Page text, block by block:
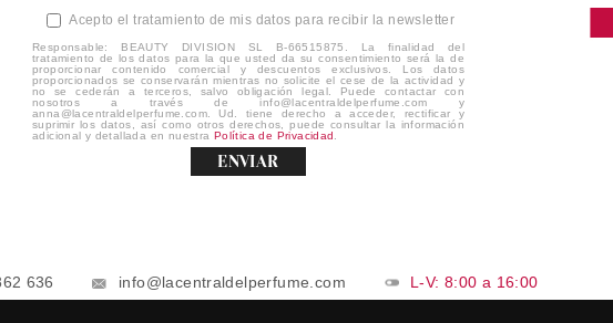
Acepto el tratamiento de mis datos para recibir la newsletter
Responsable: BEAUTY DIVISION SL B-66515875. La finalidad del
tratamiento de los datos para la que usted da su consentimiento será la de
proporcionar contenido comercial y descuentos exclusivos. Los datos
proporcionados se conservarán mientras no solicite el cese de la actividad y
no se cederán a terceros, salvo obligación legal. Puede contactar con
nosotros a través de info@lacentraldelperfume.com y
anna@lacentraldelperfume.com. Ud. tiene derecho a acceder, rectificar y
suprimir los datos, así como otros derechos, puede consultar la información
adicional y detallada en nuestra Política de Privacidad
ENVIAR
636 info@lacentraldelperfume.com L-V: 8:00 a 16:00